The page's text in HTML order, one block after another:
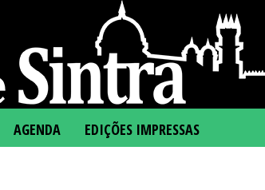
AGENDA EDIÇÕES IMPRESSAS